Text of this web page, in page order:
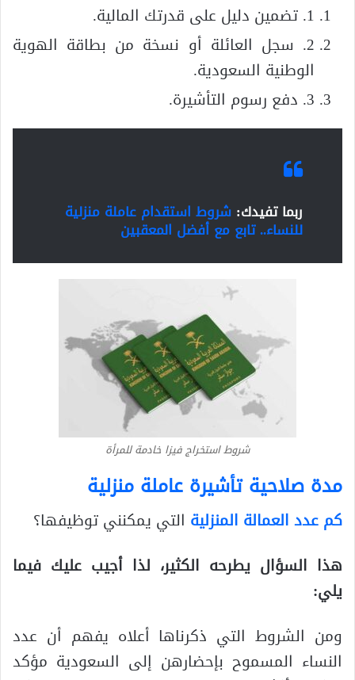
1. تضمين دليل على قدرتك المالية.
2. سجل العائلة أو نسخة من بطاقة الهوية
الوطنية السعودية.
3. دفع رسوم التأشيرة.
ربما تفيدك: شروط استقدام عاملة منزلية
للنساء.. تابع مع أفضل المعقبين
شروط استخراج فيزا خادمة للمرأة
مدة صلاحية تأشيرة عاملة منزلية
كم عدد العمالة المنزلية التي يمكنني توظيفها؟
هذا السؤال يطرحه الكثير، لذا أجيب عليك فيما
يلي:
ومن الشروط التي ذكرناها أعلاه يفهم أن عدد
النساء المسموح بإحضارهن إلى السعودية مؤكد